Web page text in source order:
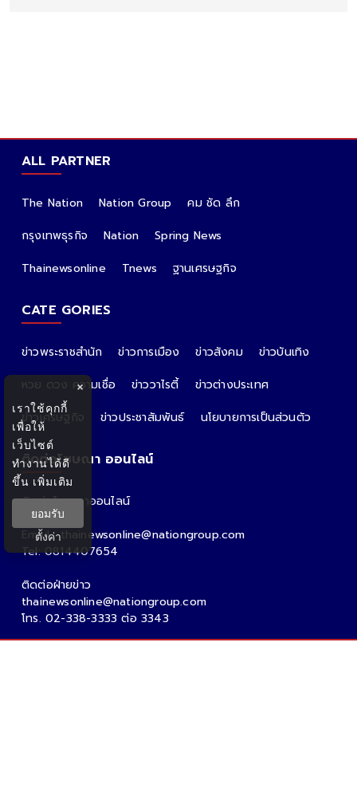
ALL PARTNER
The Nation Nation Group
คม ชัด ลึก
กรุงเทพธุรกิจ
Nation
Spring News
Thainewsonline
Tnews ฐานเศรษฐกิจ
CATE GORIES
ข่าวพระราชสำนัก ข่าวการเมือง ข่าวสังคม
ข่าวบันเทิง
หวย ดวง ความเชื่อ
ข่าววาไรตี้
ข่าวต่างประเทศ
ข่าวเศรษฐกิจ
ข่าวประชาสัมพันธ์ นโยบายการเป็นส่วนตัว
ติดต่อโฆษณา ออนไลน์
ติดต่อโฆษณาออนไลน์
คุณอ้อ
Email : thainewsonline@nationgroup.com
Tel: 0814407654
ติดต่อฝ่ายข่าว
thainewsonline@nationgroup.com
โทร. 02-338-3333 ต่อ 3343
×
เราใช้คุกกี้
เพื่อให้
เว็บไซต์
ทำงานได้ดี
ขึ้น เพิ่มเติม
ยอมรับ
ตั้งค่า